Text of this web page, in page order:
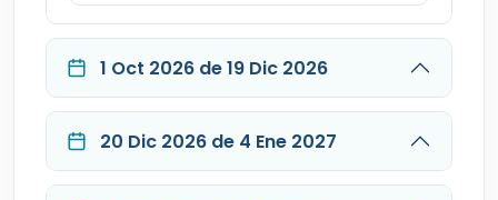
1 Oct 2026 de 19 Dic 2026
20 Dic 2026 de 4 Ene 2027